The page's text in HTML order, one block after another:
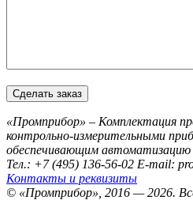
«Промприбор» – Комплектация
контрольно-измерительными
обеспечивающим автоматизацию
Тел.: +7 (495) 136-56-02 E-mail:
Контакты и реквизиты
© «Промприбор», 2016 — 2026.